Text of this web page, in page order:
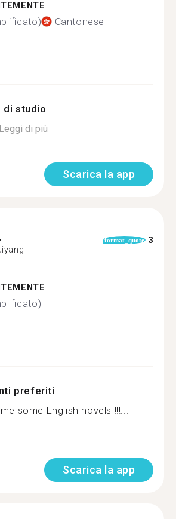
Cantonese
di studio
Leggi di più
Scarica la app
format_quote 3
preferiti
some English novels !!!...
Scarica la app